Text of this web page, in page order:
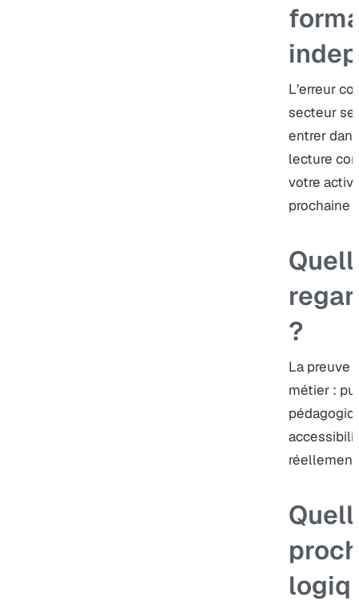
L’erreur
secteur
entrer
lecture
votre
prochaine
?
La preuve
métier :